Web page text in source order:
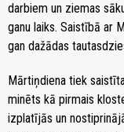
darbiem un ziemas
ganu laiks. Saistībā ar
gan dažādas
Mārtiņdiena tiek
minēts kā pirmais
izplatījās un